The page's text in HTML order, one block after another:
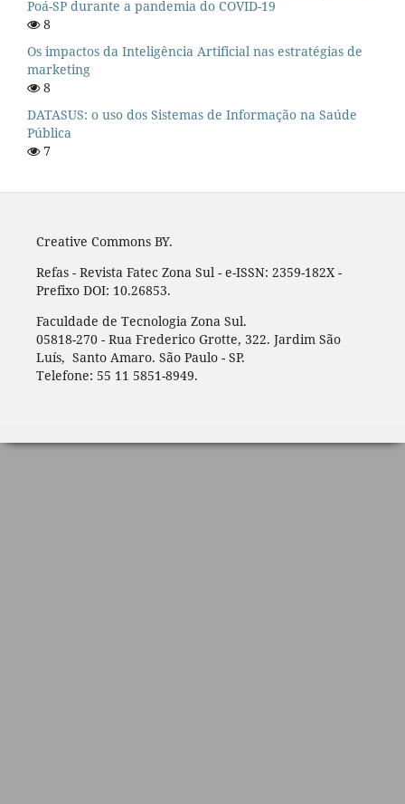
Poá-SP durante a pandemia do COVID-19
8
Os impactos da Inteligência Artificial nas estratégias de
marketing
8
DATASUS: o uso dos Sistemas de Informação na Saúde
Pública
7
Creative Commons BY.
Refas - Revista Fatec Zona Sul - e-ISSN: 2359-182X -
Prefixo DOI: 10.26853.
Faculdade de Tecnologia Zona Sul.
05818-270 - Rua Frederico Grotte, 322. Jardim São
Luís, Santo Amaro. São Paulo - SP.
Telefone: 55 11 5851-8949.